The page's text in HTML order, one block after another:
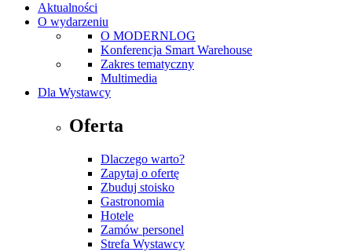
Aktualności
O wydarzeniu
O MODERNLOG
Konferencja Smart Warehouse
Zakres tematyczny
Multimedia
Dla Wystawcy
Oferta
Dlaczego warto?
Zapytaj o ofertę
Zbuduj stoisko
Gastronomia
Hotele
Zamów personel
Strefa Wystawcy